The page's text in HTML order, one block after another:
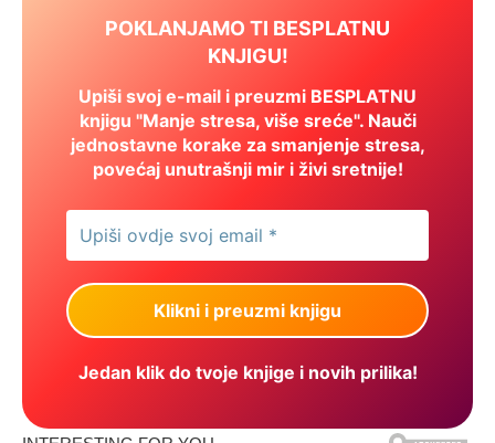
POKLANJAMO TI BESPLATNU
KNJIGU!
Upiši svoj e-mail i preuzmi BESPLATNU
knjigu "Manje stresa, više sreće". Nauči
jednostavne korake za smanjenje stresa,
povećaj unutrašnji mir i živi sretnije!
Jedan klik do tvoje knjige i novih prilika!